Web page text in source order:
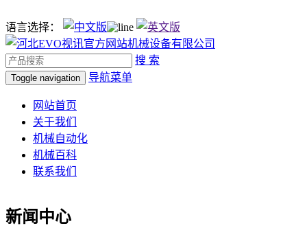
语言选择：
搜 索
Toggle navigation 导航菜单
网站首页
关于我们
机械自动化
机械百科
联系我们
新闻中心